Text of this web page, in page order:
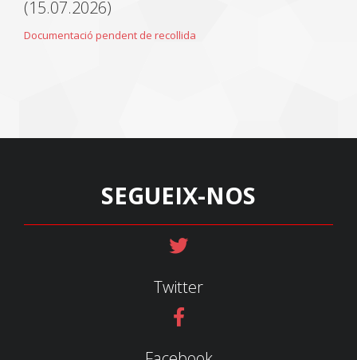
(15.07.2026)
Documentació pendent de recollida
SEGUEIX-NOS
Twitter